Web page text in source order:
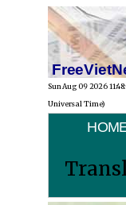
Sun Aug 09 2026
Universal Time)